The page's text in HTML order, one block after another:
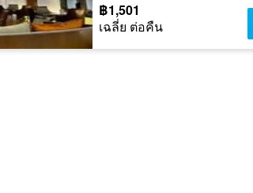
฿1,501
เฉลี่ย ต่อคืน